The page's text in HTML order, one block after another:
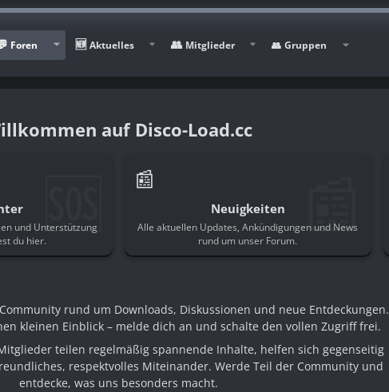
Foren Aktuelles Mitglieder Gruppen
Disco-Load.cc
und Unterstützung
du hier.🆘 📰
Neuigkeiten
Alle aktuellen Updates, Ankündigungen und News
rund um unser Forum. 📰
rund um Downloads, Diskussionen und neue Entdeckungen.
kleinen Einblick – melde dich an und schalte den vollen Zugriff frei.
teilen regelmäßig spannende Inhalte, helfen sich gegenseitig
respektvolles Miteinander. Werde Teil der Community und
entdecke, was uns besonders macht.